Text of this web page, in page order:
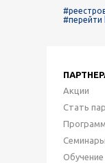
Акции
Стать
Обучение